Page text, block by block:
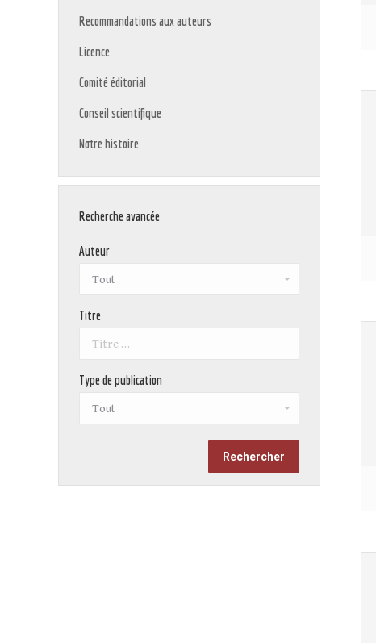
Recommandations aux auteurs
Licence
Comité éditorial
Conseil scientifique
Notre histoire
Recherche avancée
Auteur
Titre
Type de publication